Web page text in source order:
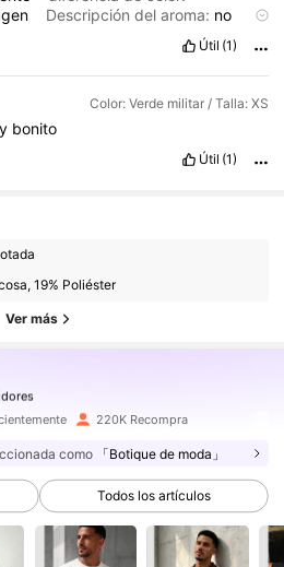
Descripción del aroma: no
Útil (1)
Color: Verde militar / Talla: XS
bonito
Útil (1)
19% Poliéster
Ver más
Hace 9 horas
220K Recompra
como 「Botique de moda」
Todos los artículos